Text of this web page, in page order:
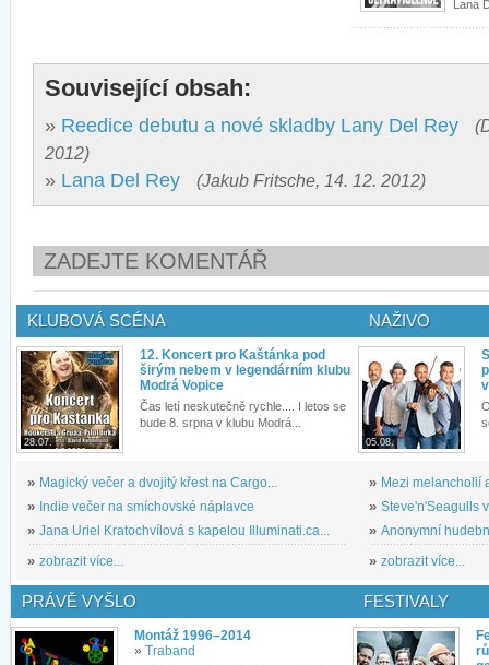
Lana
Související obsah:
» Reedice debutu a nové skladby Lany Del Rey
2012)
» Lana Del Rey (Jakub Fritsche, 14. 12. 2012)
ZADEJTE KOMENTÁŘ
KLUBOVÁ SCÉNA
28.07.
12. Koncert pro Kaštánka pod
širým nebem v legendárním klubu
Modrá Vopice
Čas letí neskutečně rychle.... I letos se
bude 8. srpna v klubu Modrá...
» Magický večer a dvojitý křest na Cargo...
» Indie večer na smíchovské náplavce
» Jana Uriel Kratochvílová s kapelou Illuminati.ca...
» zobrazit více...
NAŽIVO
05.08.
» Mezi melancholií
» Steve'n'Seagulls
» Anonymní
» zobrazit více...
PRÁVĚ VYŠLO
Montáž 1996–2014
» Traband
FESTIVALY